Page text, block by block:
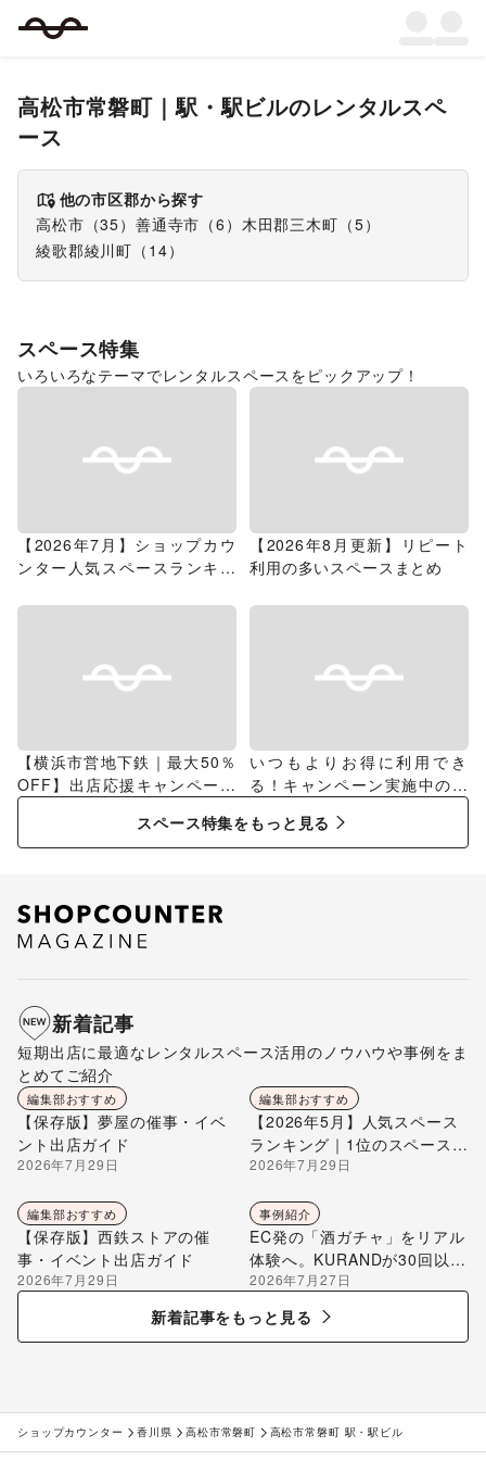
高松市常磐町 ｜駅・駅ビルのレンタルスペ
ース
他の市区郡から探す
高松市 （35） 善通寺市 （6 ） 木田郡三木町 （5）
綾歌郡綾川町 （ 14）
スペース特集
いろいろなテーマでレンタルスペースをピックアップ！
【2026年7月】ショップカウ
ンター人気スペースランキン
【2026年8月更新】リピート
利用の多いスペースまとめ
【横浜市営地下鉄｜最大50％
OFF】出店応援キャンペーン
特集
いつもよりお得に利用でき
る！キャンペーン実施中のス
スペース特集をもっと見る
新着記事
短期出店に最適なレンタルスペース活用のノウハウや事例をま
とめてご紹介
編集部おすすめ
【保存版】夢屋の催事・イベ
ント出店ガイド
2026年7月29日
編集部おすすめ
【2026年5月】人気スペース
ランキング｜1位のスペースを
編集部が解説
2026年7月29日
編集部おすすめ
【保存版】西鉄ストアの催
事・イベント出店ガイド
2026年7月29日
事例紹介
EC発の「酒ガチャ」をリアル
体験へ。KURANDが30回以上
のポップアップ出店で届け
る“新しいお酒との出会い”
2026年7月27日
新着記事をもっと見る
ショップカウンター 香川県 高松市常磐町 高松市常磐町 駅・駅ビル